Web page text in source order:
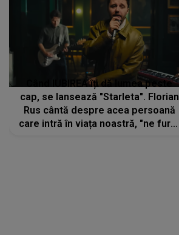
Când IUBIREA îți dă lumea peste
cap, se lansează "Starleta". Florian
Rus cântă despre acea persoană
care intră în viața noastră, "ne fură"